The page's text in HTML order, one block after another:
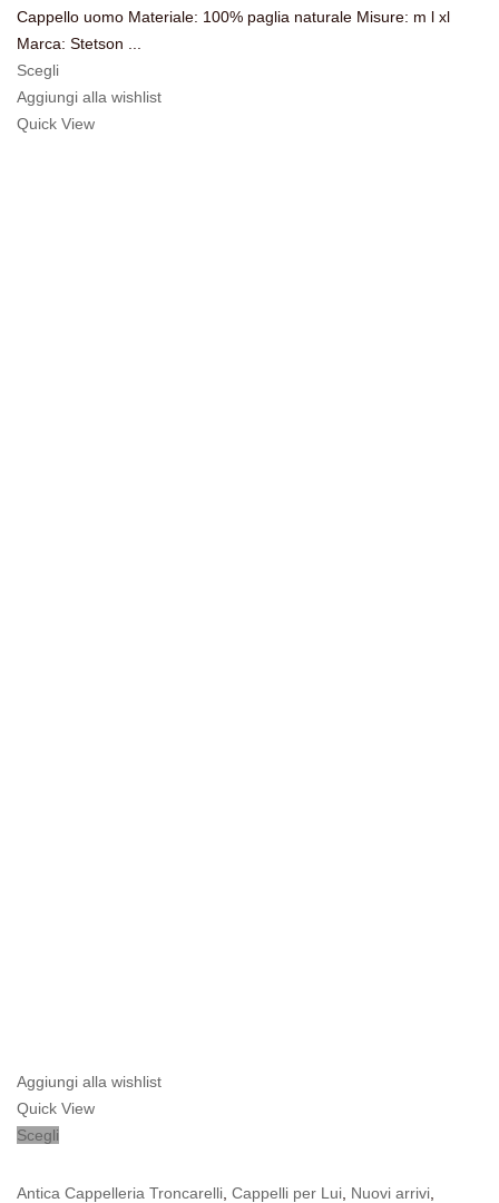
Cappello uomo Materiale: 100% paglia naturale Misure: m l xl
Marca: Stetson ...
Scegli
Aggiungi alla wishlist
Quick View
Aggiungi alla wishlist
Quick View
Scegli
Antica Cappelleria Troncarelli Cappelli per Lui Nuovi arrivi